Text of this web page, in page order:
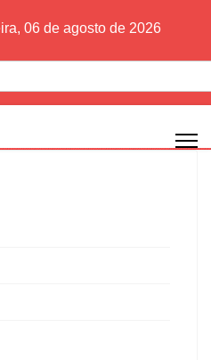
06 de agosto de 2026